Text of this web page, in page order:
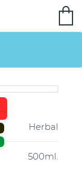
Herbal
500ml.